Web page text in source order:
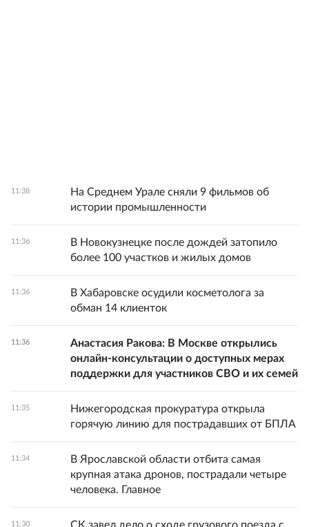
11:38
На Среднем Урале сняли 9 фильмов об
истории промышленности
11:36
В Новокузнецке после дождей затопило
более 100 участков и жилых домов
11:36
В Хабаровске осудили косметолога за
обман 14 клиенток
11:36
Анастасия Ракова: В Москве открылись
онлайн-консультации о доступных мерах
поддержки для участников СВО и их семей
11:35
Нижегородская прокуратура открыла
горячую линию для пострадавших от БПЛА
11:34
В Ярославской области отбита самая
крупная атака дронов, пострадали четыре
человека. Главное
11:30